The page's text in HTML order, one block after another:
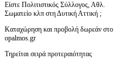
Είστε Πολιτιστικός Σύλλογος, Αθλ.
Σωματείο κλπ στη Δυτική Αττική ;
Καταχώρηση και προβολή δωρεάν στο
opalmos.gr
Τηρείται σειρά προτεραιότητας